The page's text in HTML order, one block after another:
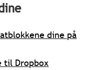
dine på
til Dropbox